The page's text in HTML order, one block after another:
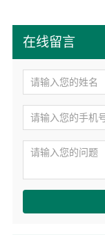
在线留言